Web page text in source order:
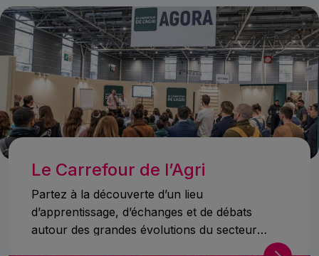
Le Carrefour de l’Agri
Partez à la découverte d’un lieu
d’apprentissage, d’échanges et de débats
autour des grandes évolutions du secteur